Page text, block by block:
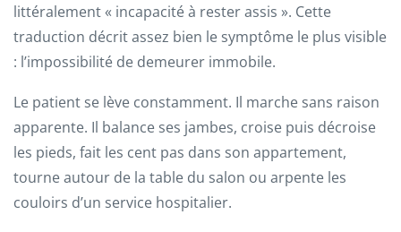
littéralement « incapacité à rester assis ». Cette
traduction décrit assez bien le symptôme le plus visible
: l’impossibilité de demeurer immobile.
Le patient se lève constamment. Il marche sans raison
apparente. Il balance ses jambes, croise puis décroise
les pieds, fait les cent pas dans son appartement,
tourne autour de la table du salon ou arpente les
couloirs d’un service hospitalier.